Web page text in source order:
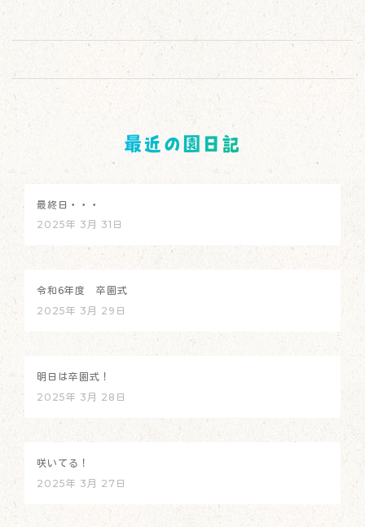
最近の園日記
最終日・・・
2025年 3月 31日
令和6年度 卒園式
2025年 3月 29日
明日は卒園式！
2025年 3月 28日
咲いてる！
2025年 3月 27日